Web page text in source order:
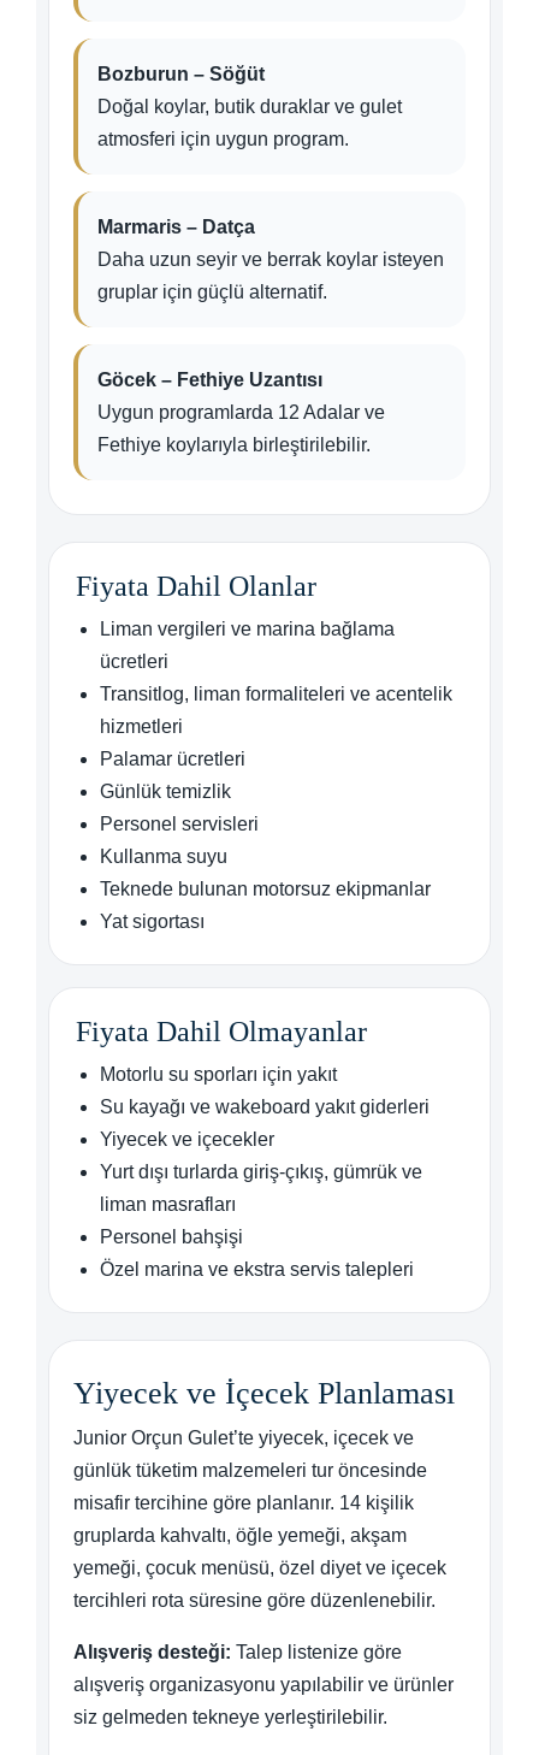
Bozburun – Söğüt
Doğal koylar, butik duraklar ve gulet
atmosferi için uygun program.
Marmaris – Datça
Daha uzun seyir ve berrak koylar isteyen
gruplar için güçlü alternatif.
Göcek – Fethiye Uzantısı
Uygun programlarda 12 Adalar ve
Fethiye koylarıyla birleştirilebilir.
Fiyata Dahil Olanlar
Liman vergileri ve marina bağlama
ücretleri
Transitlog, liman formaliteleri ve acentelik
hizmetleri
Palamar ücretleri
Günlük temizlik
Personel servisleri
Kullanma suyu
Teknede bulunan motorsuz ekipmanlar
Yat sigortası
Fiyata Dahil Olmayanlar
Motorlu su sporları için yakıt
Su kayağı ve wakeboard yakıt giderleri
Yiyecek ve içecekler
Yurt dışı turlarda giriş-çıkış, gümrük ve
liman masrafları
Personel bahşişi
Özel marina ve ekstra servis talepleri
Yiyecek ve İçecek Planlaması
Junior Orçun Gulet’te yiyecek, içecek ve
günlük tüketim malzemeleri tur öncesinde
misafir tercihine göre planlanır. 14 kişilik
gruplarda kahvaltı, öğle yemeği, akşam
yemeği, çocuk menüsü, özel diyet ve içecek
tercihleri rota süresine göre düzenlenebilir.
Alışveriş desteği: Talep listenize göre
alışveriş organizasyonu yapılabilir ve ürünler
siz gelmeden tekneye yerleştirilebilir.